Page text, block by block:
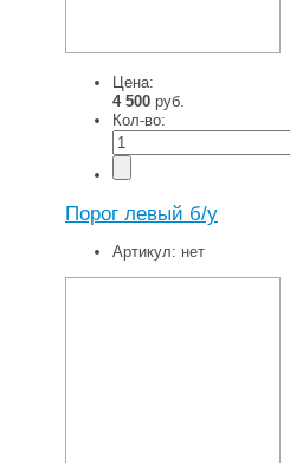
Цена:
4 500 руб.
Кол-во:
Порог левый б/у
Артикул: нет